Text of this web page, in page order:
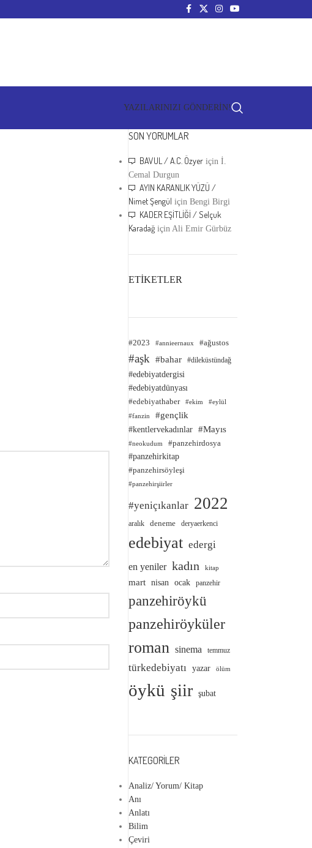
YAZILARINIZI GÖNDERİN!
SON YORUMLAR
BAVUL / A.C. Özyer içinİ.
Cemal Durgun
AYIN KARANLIK YÜZÜ /
Nimet Şengül içinBengi Birgi
KADER EŞİTLİĞİ / Selçuk
Karadağ içinAli Emir Gürbüz
ETİKETLER
#2023 #annieernaux #ağustos
#aşk #bahar #dileküstündağ
#edebiyatdergisi
#edebiyatdünyası
#edebiyathaber #ekim #eylül
#fanzin
#gençlik
#kentlervekadınlar #Mayıs
#neokudum
#panzehirdosya
#panzehirkitap
#panzehirsöyleşi
#panzehirşiirler
#yeniçıkanlar 2022
aralık deneme deryaerkenci
edebiyat edergi
en yeniler kadın kitap
mart nisan ocak panzehir
panzehiröykü
panzehiröyküler
roman sinema temmuz
türkedebiyatı yazar ölüm
öykü şiir şubat
KATEGORILER
Analiz/ Yorum/ Kitap
Anı
Anlatı
Bilim
Çeviri